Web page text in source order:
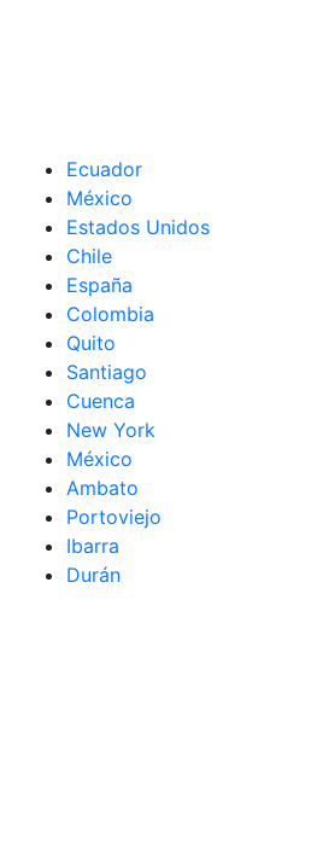
Ecuador
México
Estados Unidos
Chile
España
Colombia
Quito
Santiago
Cuenca
New York
México
Ambato
Portoviejo
Ibarra
Durán